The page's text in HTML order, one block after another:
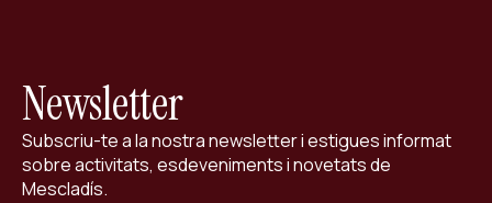
Newsletter
Subscriu-te a la nostra newsletter i estigues informat
sobre activitats, esdeveniments i novetats de
Mescladís.